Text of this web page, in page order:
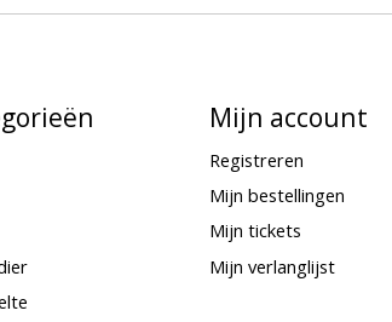
Mijn account
Registreren
Mijn bestellingen
Mijn tickets
Mijn verlanglijst